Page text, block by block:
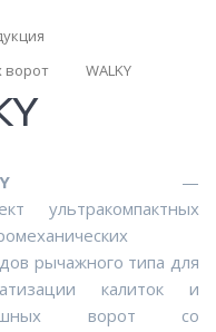
ворот
WALKY
—
ультракомпактных
рычажного типа для
калиток и
ворот со